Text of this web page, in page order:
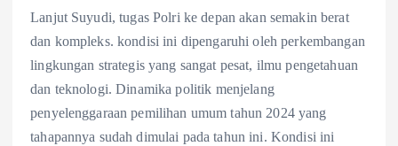
Lanjut Suyudi, tugas Polri ke depan akan semakin berat
dan kompleks. kondisi ini dipengaruhi oleh perkembangan
lingkungan strategis yang sangat pesat, ilmu pengetahuan
dan teknologi. Dinamika politik menjelang
penyelenggaraan pemilihan umum tahun 2024 yang
tahapannya sudah dimulai pada tahun ini. Kondisi ini